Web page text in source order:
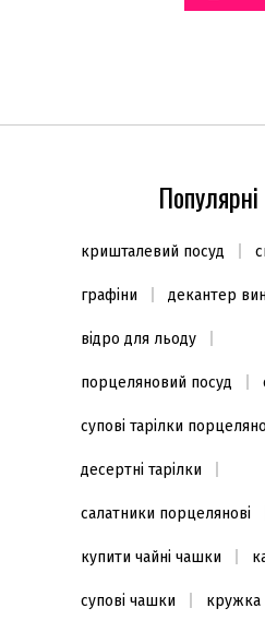
кришталевий посуд
графіни декантер
відро для льоду
порцеляновий посуд
супові тарілки
десертні тарілки
салатники порцелянові
купити чайні чашки
супові чашки кружка